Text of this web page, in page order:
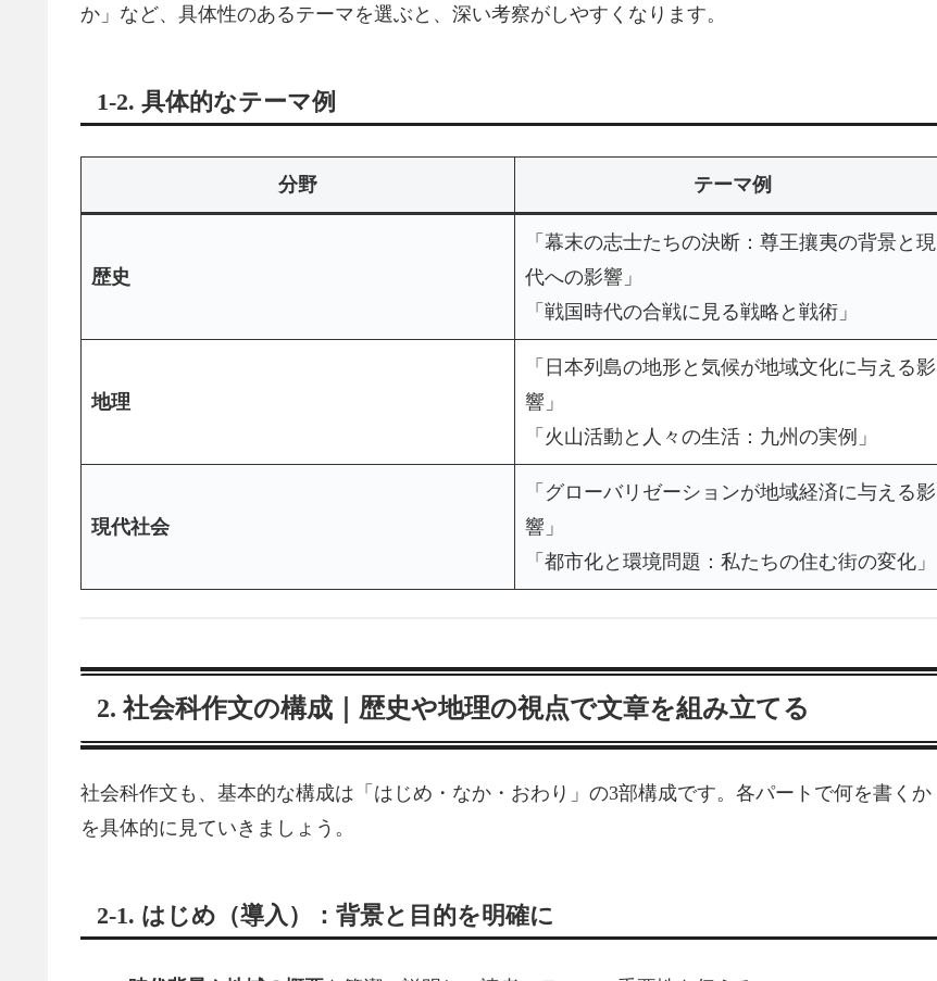
か」など、具体性のあるテーマを選ぶと、深い考察がしやすくなります。
1-2. 具体的なテーマ例
分野 テーマ例
歴史
「幕末の志士たちの決断：尊王攘夷の背景と現
代への影響」
「戦国時代の合戦に見る戦略と戦術」
地理
「日本列島の地形と気候が地域文化に与える影
響」
「火山活動と人々の生活：九州の実例」
現代社会
「グローバリゼーションが地域経済に与える影
響」
「都市化と環境問題：私たちの住む街の変化」
2. 社会科作文の構成｜歴史や地理の視点で文章を組み立てる
社会科作文も、基本的な構成は「はじめ・なか・おわり」の3部構成です。各パートで何を書くか
を具体的に見ていきましょう。
2-1. はじめ（導入）：背景と目的を明確に